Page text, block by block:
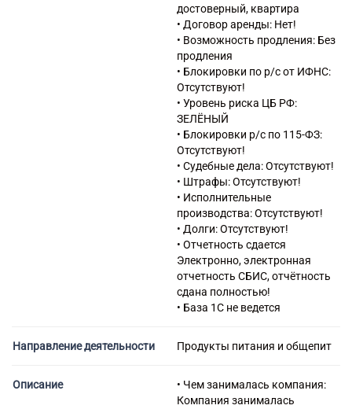
достоверный, квартира
• Договор аренды: Нет!
• Возможность продления: Без
продления
• Блокировки по р/с от ИФНС:
Отсутствуют!
• Уровень риска ЦБ РФ:
ЗЕЛЁНЫЙ
• Блокировки р/с по 115-ФЗ:
Отсутствуют!
• Судебные дела: Отсутствуют!
• Штрафы: Отсутствуют!
• Исполнительные
производства: Отсутствуют!
• Долги: Отсутствуют!
• Отчетность сдается
Электронно, электронная
отчетность СБИС, отчётность
сдана полностью!
• База 1С не ведется
Направление деятельности Продукты питания и общепит
Описание
• Чем занималась компания:
Компания занималась